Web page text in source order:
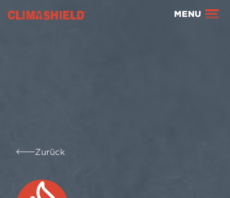
Climashield® MENU
Zurück